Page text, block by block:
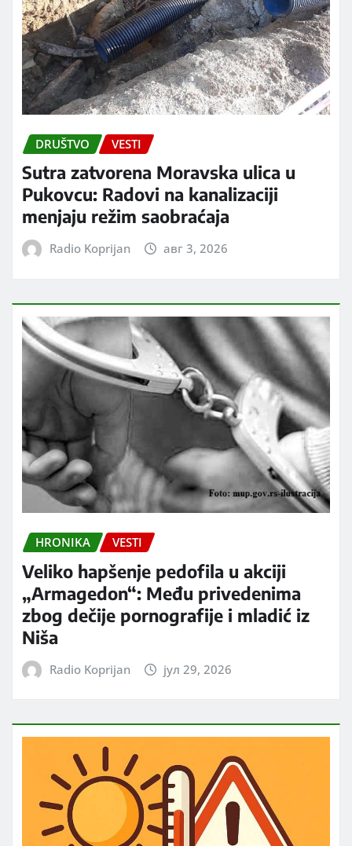
DRUŠTVO VESTI
Sutra zatvorena Moravska ulica u
Pukovcu: Radovi na kanalizaciji
menjaju režim saobraćaja
Radio Koprijan авг 3, 2026
HRONIKA VESTI
Veliko hapšenje pedofila u akciji
„Armagedon“: Među privedenima
zbog dečije pornografije i mladić iz
Niša
Radio Koprijan јул 29, 2026